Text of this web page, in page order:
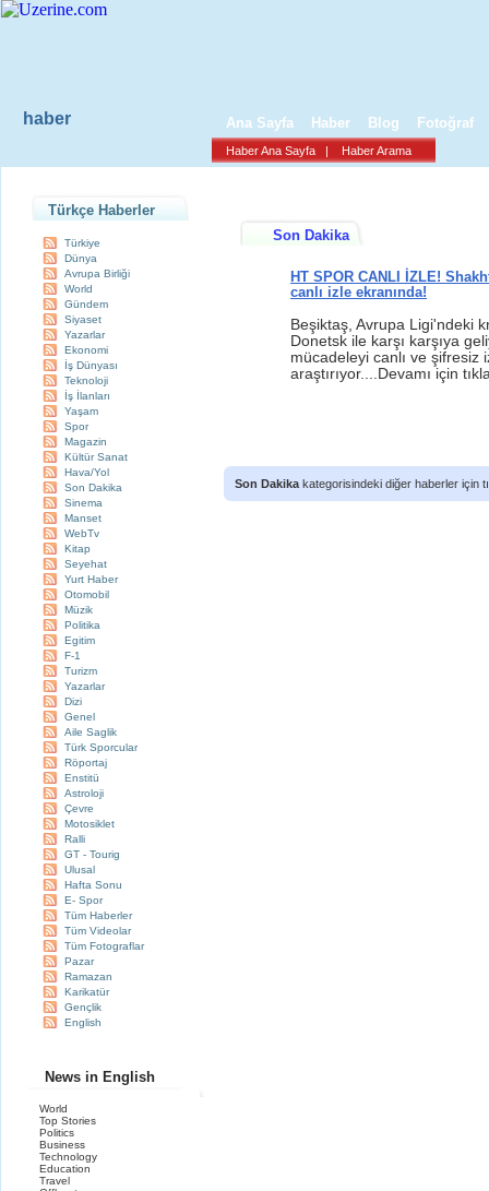
haber Ana Sayfa Haber Blog Fotoğraf
Haber Ana Sayfa | Haber Arama
Türkçe Haberler
Türkiye
Dünya
Avrupa Birliği
World
Gündem
Siyaset
Yazarlar
Ekonomi
İş Dünyası
Teknoloji
İş İlanları
Yaşam
Spor
Magazin
Kültür Sanat
Hava/Yol
Son Dakika
Sinema
Manset
WebTv
Kitap
Seyehat
Yurt Haber
Otomobil
Müzik
Politika
Egitim
F-1
Turizm
Yazarlar
Dizi
Genel
Aile Saglik
Türk Sporcular
Röportaj
Enstitü
Astroloji
Çevre
Motosiklet
Ralli
GT - Tourig
Ulusal
Hafta Sonu
E- Spor
Tüm Haberler
Tüm Videolar
Tüm Fotograflar
Pazar
Ramazan
Karikatür
Gençlik
English
News in English
World
Top Stories
Politics
Business
Technology
Education
Travel
Son Dakika
HT SPOR CANLI İZLE!
canlı izle ekranında!
Beşiktaş, Avrupa Ligi'ndeki
Donetsk ile karşı karşıya
mücadeleyi canlı ve şifresiz
araştırıyor....Devamı için
Son Dakika kategorisindeki diğer haberler için